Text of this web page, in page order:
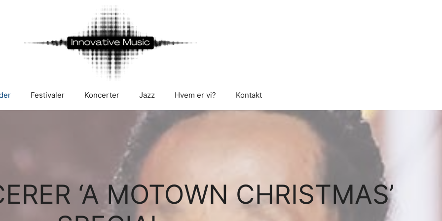
Festivaler Koncerter Jazz Hvem er vi? Kontakt
‘A MOTOWN CHRISTMAS’